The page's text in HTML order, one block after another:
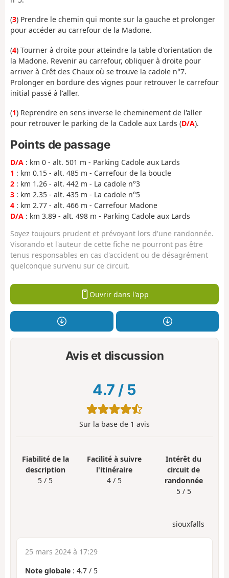
(3) Prendre le chemin qui monte sur la gauche et prolonger
pour accéder au carrefour de la Madone.
(4) Tourner à droite pour atteindre la table d'orientation de
la Madone. Revenir au carrefour, obliquer à droite pour
arriver à Crêt des Chaux où se trouve la cadole n°7.
Prolonger en bordure des vignes pour retrouver le carrefour
initial passé à l'aller.
(1) Reprendre en sens inverse le cheminement de l'aller
pour retrouver le parking de la Cadole aux Lards (D/A).
Points de passage
D/A : km 0 - alt. 501 m - Parking Cadole aux Lards
1 : km 0.15 - alt. 485 m - Carrefour de la boucle
2 : km 1.26 - alt. 442 m - La cadole n°3
3 : km 2.35 - alt. 435 m - La cadole n°5
4 : km 2.77 - alt. 466 m - Carrefour Madone
D/A : km 3.89 - alt. 498 m - Parking Cadole aux Lards
Soyez toujours prudent et prévoyant lors d'une randonnée.
Visorando et l'auteur de cette fiche ne pourront pas être
tenus responsables en cas d'accident ou de désagrément
quelconque survenu sur ce circuit.
Ouvrir dans l'app
Avis et discussion
4.7 / 5
Sur la base de 1 avis
Fiabilité de la
description
5 / 5
Facilité à suivre
l'itinéraire
4 / 5
Intérêt du
circuit de
randonnée
5 / 5
siouxfalls
25 mars 2024 à 17:29
Note globale : 4.7 / 5